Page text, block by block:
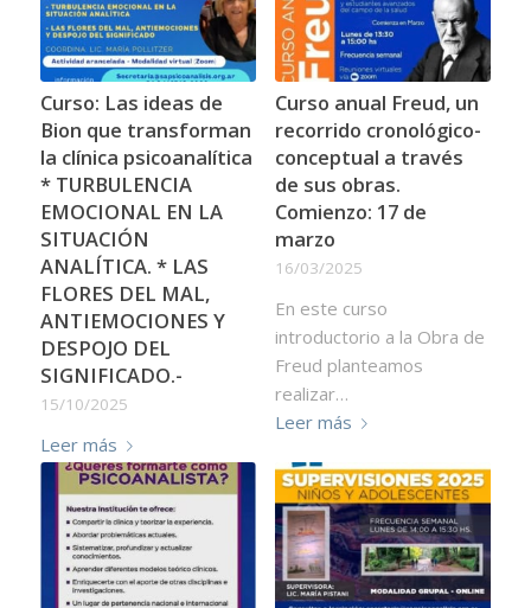
Curso: Las ideas de
Bion que transforman
la clínica psicoanalítica
* TURBULENCIA
EMOCIONAL EN LA
SITUACIÓN
ANALÍTICA. * LAS
FLORES DEL MAL,
ANTIEMOCIONES Y
DESPOJO DEL
SIGNIFICADO.-
15/10/2025
Leer más
Curso anual Freud, un
recorrido cronológico-
conceptual a través
de sus obras.
Comienzo: 17 de
marzo
16/03/2025
En este curso
introductorio a la Obra de
Freud planteamos
realizar…
Leer más